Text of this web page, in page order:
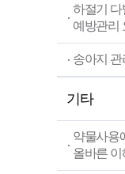
하절기 다
예방관리
송아지 관
기타
약물사용
올바른 이